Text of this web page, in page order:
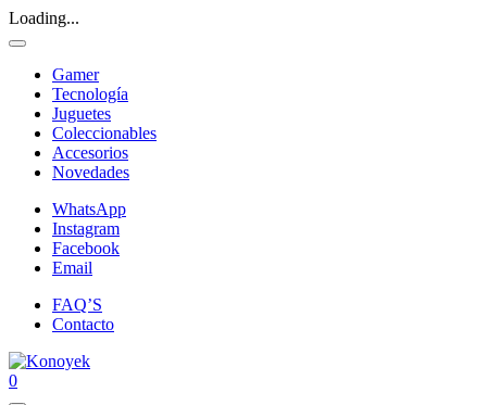
Loading...
Gamer
Tecnología
Juguetes
Coleccionables
Accesorios
Novedades
WhatsApp
Instagram
Facebook
Email
FAQ’S
Contacto
0